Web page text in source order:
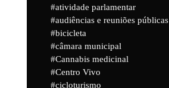
atividade parlamentar
audiências e reuniões públicas
bicicleta
câmara municipal
Cannabis medicinal
Centro Vivo
cicloturismo